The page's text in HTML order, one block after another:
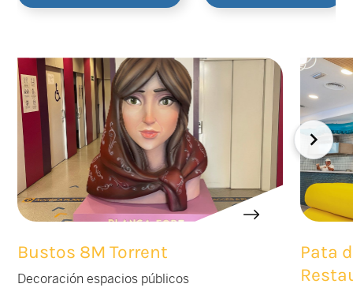
Bustos 8M Torrent
Decoración espacios públicos
Pata